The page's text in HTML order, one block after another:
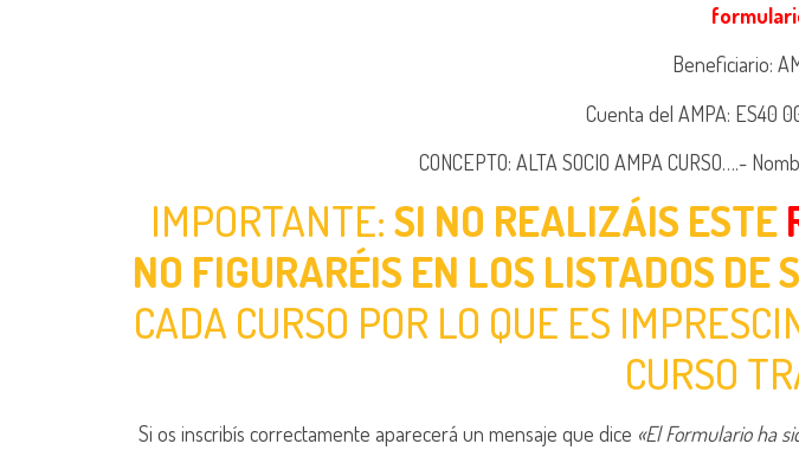
Beneficiario:
Cuenta del AMPA: ES40
CONCEPTO: ALTA SOCIO AMPA CURSO….-
IMPORTANTE:SI NO REALIZÁIS ESTE
NO FIGURARÉIS EN LOS LISTADOS DE
CADA CURSO POR LO QUE ES
CURSO
Si os inscribís correctamente aparecerá un mensaje que dice «El Formulario ha